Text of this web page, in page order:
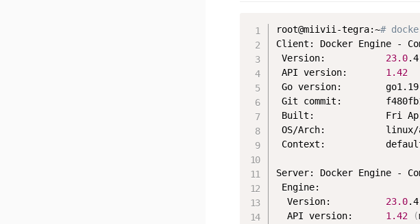
root@miivii-tegra:~#
Client: Docker Engine -
Version: 23.0.4
API version: 1.42
Go version:
Git commit:
Built:             Fri
OS/Arch:           linux/
Context:
Server: Docker Engine -
Engine:
  Version:
23.0.4
  API version:
1.42 (